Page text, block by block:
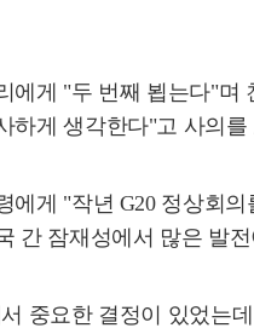
에게 "두 번째 뵙는다"며
하게 생각한다"고 사의를
에게 "작년 G20 정상회
간 잠재성에서 많은 발
중요한 결정이 있었는